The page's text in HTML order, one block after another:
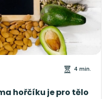
4 min.
hořčíku je pro tělo